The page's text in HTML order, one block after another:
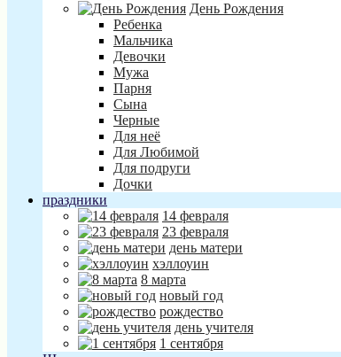
День Рождения
Ребенка
Мальчика
Девочки
Мужа
Парня
Сына
Черные
Для неё
Для Любимой
Для подруги
Дочки
праздники
14 февраля
23 февраля
день матери
хэллоуин
8 марта
новый год
рождество
день учителя
1 сентября